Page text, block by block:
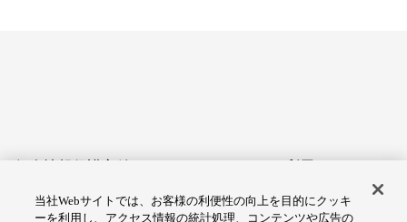
アクセシビリティへの対応
Cookie設定
当社Webサイトでは、お客様の利便性の向上を目的にクッキ
ーを利用し、アクセス情報の統計処理、コンテンツや広告の